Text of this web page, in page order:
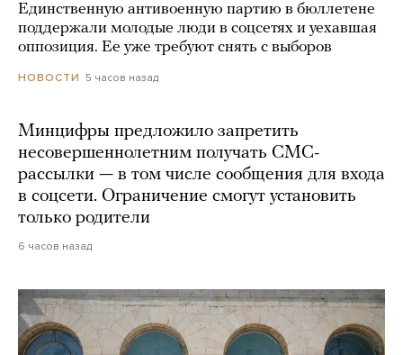
Единственную антивоенную партию в бюллетене
поддержали молодые люди в соцсетях и уехавшая
оппозиция. Ее уже требуют снять с выборов
НОВОСТИ 5 часов назад
Минцифры предложило запретить
несовершеннолетним получать СМС-
рассылки — в том числе сообщения для входа
в соцсети. Ограничение смогут установить
только родители
6 часов назад